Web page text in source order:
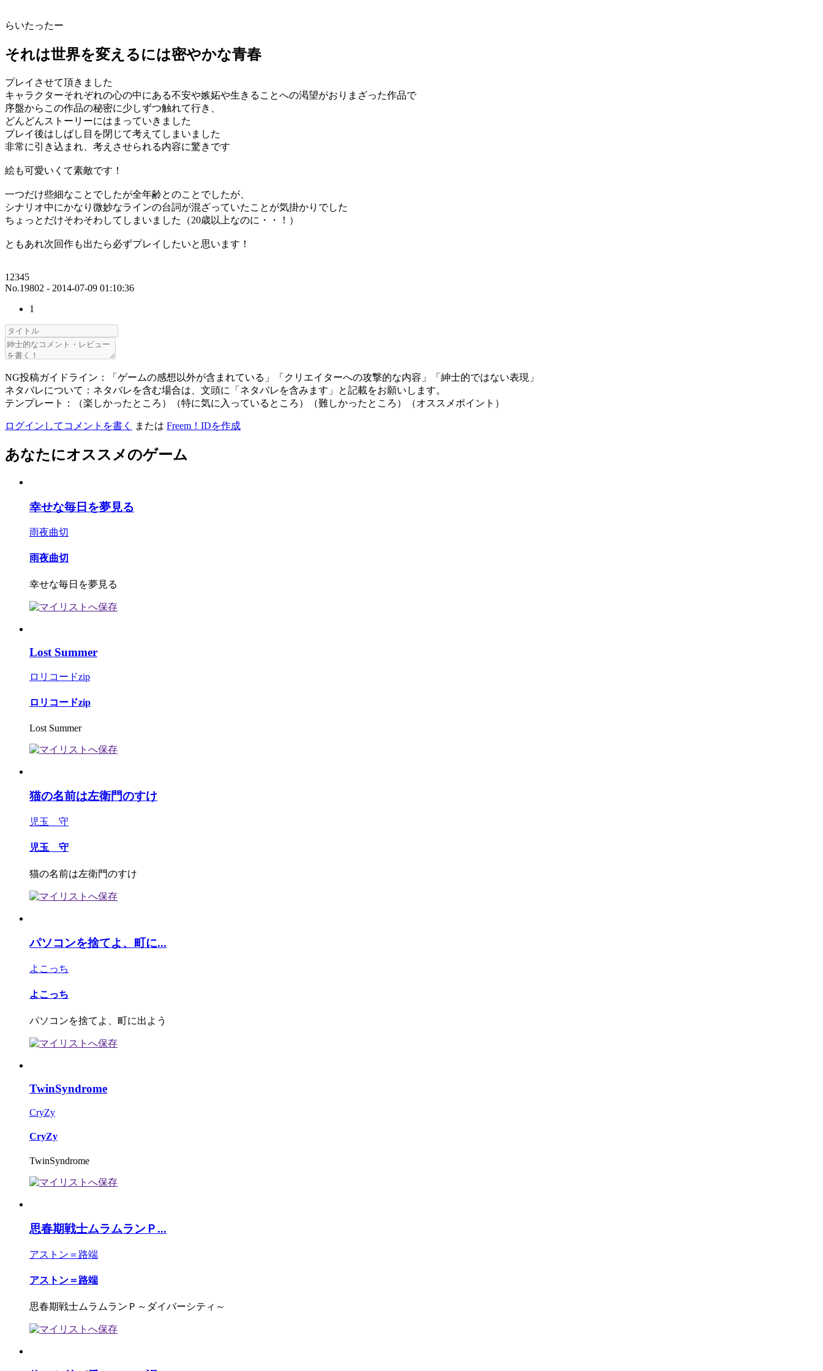
らいたったー
それは世界を変えるには密やかな青春
プレイさせて頂きました
キャラクターそれぞれの心の中にある不安や嫉妬や生きることへの渇望がおりまざった作品で
序盤からこの作品の秘密に少しずつ触れて行き、
どんどんストーリーにはまっていきました
プレイ後はしばし目を閉じて考えてしまいました
非常に引き込まれ、考えさせられる内容に驚きです
絵も可愛いくて素敵です！
一つだけ些細なことでしたが全年齢とのことでしたが、
シナリオ中にかなり微妙なラインの台詞が混ざっていたことが気掛かりでした
ちょっとだけそわそわしてしまいました（20歳以上なのに・・！）
ともあれ次回作も出たら必ずプレイしたいと思います！
12345
No.19802 - 2014-07-09 01:10:36
1
NG投稿ガイドライン：「ゲームの感想以外が含まれている」「クリエイターへの攻撃的な内容」「紳士的ではない表現」
ネタバレについて：ネタバレを含む場合は、文頭に「ネタバレを含みます」と記載をお願いします。
テンプレート：（楽しかったところ）（特に気に入っているところ）（難しかったところ）（オススメポイント）
ログインしてコメントを書く または Freem！IDを作成
あなたにオススメのゲーム
幸せな毎日を夢見る
雨夜曲切
雨夜曲切
幸せな毎日を夢見る
Lost Summer
ロリコードzip
ロリコードzip
Lost Summer
猫の名前は左衛門のすけ
児玉 守
児玉 守
猫の名前は左衛門のすけ
パソコンを捨てよ、町に...
よこっち
よこっち
パソコンを捨てよ、町に出よう
TwinSyndrome
CryZy
CryZy
TwinSyndrome
思春期戦士ムラムランＰ...
アストン＝路端
アストン＝路端
思春期戦士ムラムランＰ～ダイバーシティ～